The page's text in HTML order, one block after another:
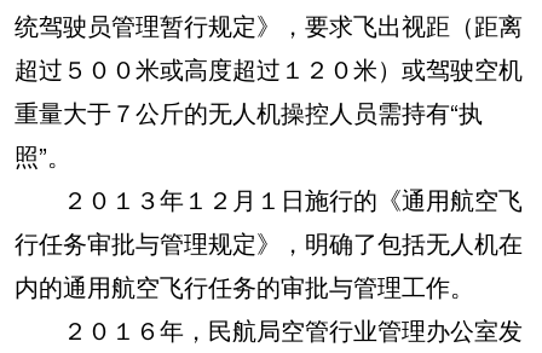
统驾驶员管理暂行规定》，要求飞出视距（距离
超过５００米或高度超过１２０米）或驾驶空机
重量大于７公斤的无人机操控人员需持有“执
照”。
２０１３年１２月１日施行的《通用航空飞
行任务审批与管理规定》，明确了包括无人机在
内的通用航空飞行任务的审批与管理工作。
２０１６年，民航局空管行业管理办公室发